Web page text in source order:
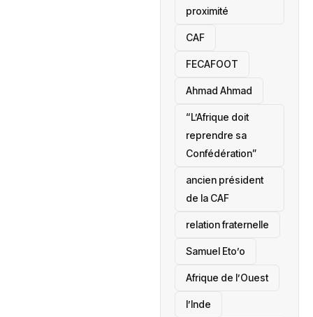
proximité
CAF
FECAFOOT
‎Ahmad Ahmad
“L’Afrique doit
reprendre sa
Confédération”
ancien président
de la CAF
relation fraternelle
Samuel Eto’o
Afrique de l’Ouest
l’Inde